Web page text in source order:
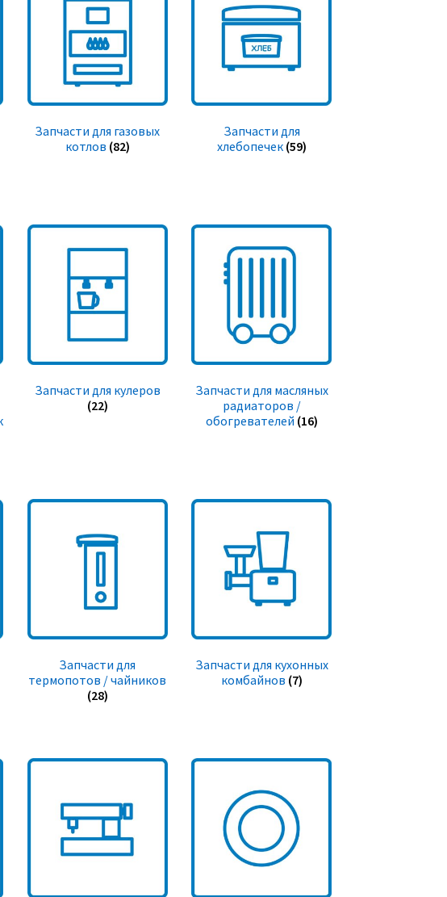
Запчасти для газовых
котлов (82)
Запчасти для
хлебопечек (59)
Запчасти для кулеров
(22)
Запчасти для масляных
радиаторов /
обогревателей (16)
Запчасти для
термопотов / чайников
(28)
Запчасти для кухонных
комбайнов (7)